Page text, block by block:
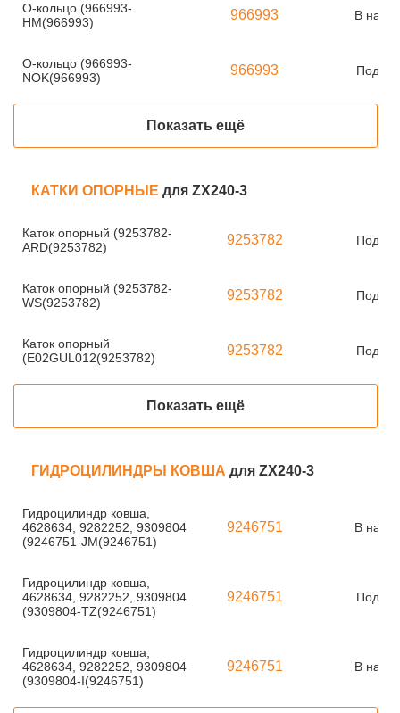
О-кольцо (966993-
HM(966993)
966993 В
О-кольцо (966993-
NOK(966993)
966993 Под
Показать ещё
КАТКИ ОПОРНЫЕ для ZX240-3
Каток опорный (9253782-
ARD(9253782)
9253782 Под
Каток опорный (9253782-
WS(9253782)
9253782 Под
Каток опорный
(E02GUL012(9253782)
9253782 Под
Показать ещё
ГИДРОЦИЛИНДРЫ КОВША для ZX240-3
Гидроцилиндр ковша,
4628634, 9282252, 9309804
(9246751-JM(9246751)
9246751 В
Гидроцилиндр ковша,
4628634, 9282252, 9309804
(9309804-TZ(9246751)
9246751 Под
Гидроцилиндр ковша,
4628634, 9282252, 9309804
(9309804-I(9246751)
9246751 В